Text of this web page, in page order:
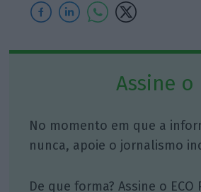
Assine o
No momento em que a
nunca, apoie o jornalismo
De que forma? Assine o